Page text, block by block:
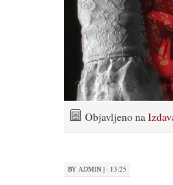
Objavljeno na
BY ADMIN | · 13:25